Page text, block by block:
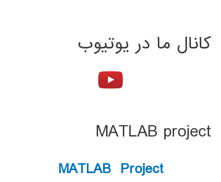
کانال ما در یوتیوب
MATLAB project
MATLAB Project